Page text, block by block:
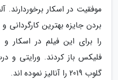
موفقیت در اسکار برخوردارند.
بردن جایزه بهترین کارگردانی
را برای این فیلم در اسکار
فلیکس باز کردند. ورایتی و
گلوب 2019 را آنالیز نموده اند.